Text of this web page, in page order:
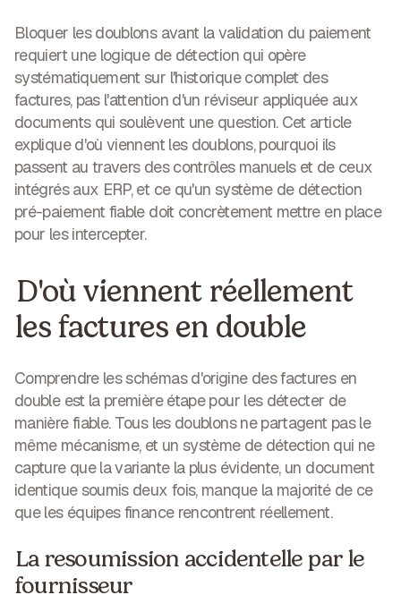
Bloquer les doublons avant la validation du paiement
requiert une logique de détection qui opère
systématiquement sur l'historique complet des
factures, pas l'attention d'un réviseur appliquée aux
documents qui soulèvent une question. Cet article
explique d'où viennent les doublons, pourquoi ils
passent au travers des contrôles manuels et de ceux
intégrés aux ERP, et ce qu'un système de détection
pré-paiement fiable doit concrètement mettre en place
pour les intercepter.
D'où viennent réellement
les factures en double
Comprendre les schémas d'origine des factures en
double est la première étape pour les détecter de
manière fiable. Tous les doublons ne partagent pas le
même mécanisme, et un système de détection qui ne
capture que la variante la plus évidente, un document
identique soumis deux fois, manque la majorité de ce
que les équipes finance rencontrent réellement.
La resoumission accidentelle par le
fournisseur